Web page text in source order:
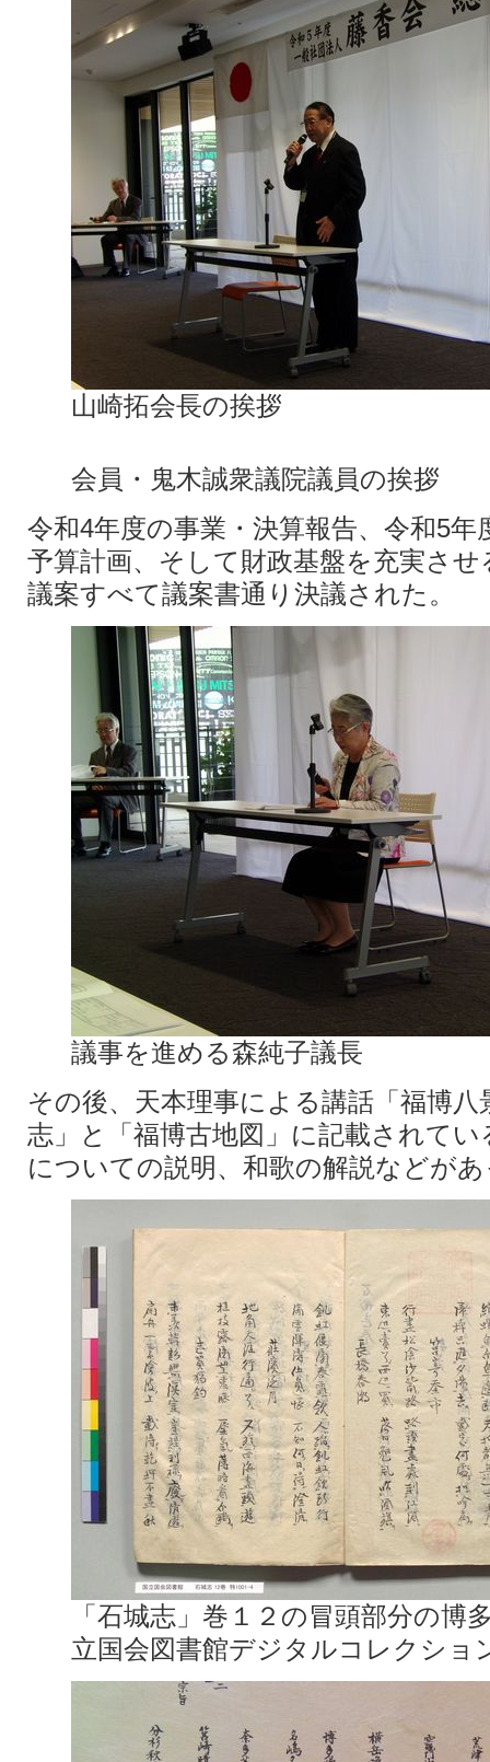
山崎拓会長の挨拶
会員・鬼木誠衆議院議員の挨拶
令和4年度の事業・決算報告、令和5年
予算計画、そして財政基盤を充実さ
議案すべて議案書通り決議された。
議事を進める森純子議長
その後、天本理事による講話「福博
志」と「福博古地図」に記載されて
についての説明、和歌の解説などが
「石城志」巻１２の冒頭部分の博
立国会図書館デジタルコレクショ